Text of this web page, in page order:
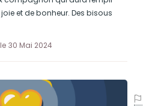
plus gros que toi
et de bonheur. Des bisous
le 30 Mai 2024